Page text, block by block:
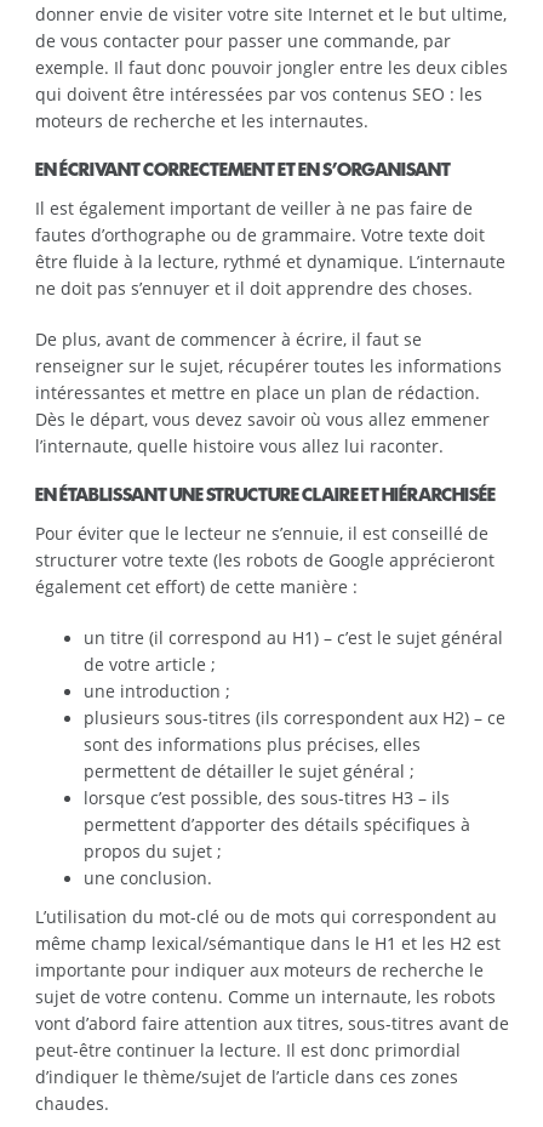
donner envie de visiter votre site Internet et le but ultime,
de vous contacter pour passer une commande, par
exemple. Il faut donc pouvoir jongler entre les deux cibles
qui doivent être intéressées par vos contenus SEO : les
moteurs de recherche et les internautes.
EN ÉCRIVANT CORRECTEMENT ET EN S’ORGANISANT
Il est également important de veiller à ne pas faire de
fautes d’orthographe ou de grammaire. Votre texte doit
être fluide à la lecture, rythmé et dynamique. L’internaute
ne doit pas s’ennuyer et il doit apprendre des choses.
De plus, avant de commencer à écrire, il faut se
renseigner sur le sujet, récupérer toutes les informations
intéressantes et mettre en place un plan de rédaction.
Dès le départ, vous devez savoir où vous allez emmener
l’internaute, quelle histoire vous allez lui raconter.
EN ÉTABLISSANT UNE STRUCTURE CLAIRE ET HIÉRARCHISÉE
Pour éviter que le lecteur ne s’ennuie, il est conseillé de
structurer votre texte (les robots de Google apprécieront
également cet effort) de cette manière :
un titre (il correspond au H1) – c’est le sujet général
de votre article ;
une introduction ;
plusieurs sous-titres (ils correspondent aux H2) – ce
sont des informations plus précises, elles
permettent de détailler le sujet général ;
lorsque c’est possible, des sous-titres H3 – ils
permettent d’apporter des détails spécifiques à
propos du sujet ;
une conclusion.
L’utilisation du mot-clé ou de mots qui correspondent au
même champ lexical/sémantique dans le H1 et les H2 est
importante pour indiquer aux moteurs de recherche le
sujet de votre contenu. Comme un internaute, les robots
vont d’abord faire attention aux titres, sous-titres avant de
peut-être continuer la lecture. Il est donc primordial
d’indiquer le thème/sujet de l’article dans ces zones
chaudes.